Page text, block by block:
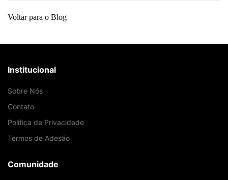
Voltar para o Blog
Institucional
Sobre Nós
Contato
Política de Privacidade
Termos de Adesão
Comunidade